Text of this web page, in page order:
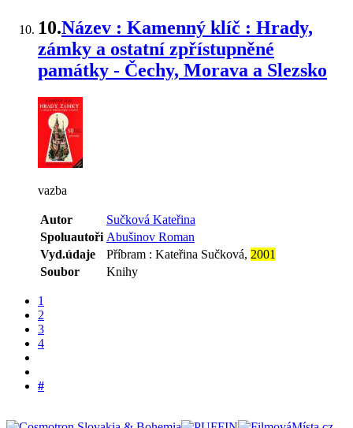
10.Název : Kamenný klíč : Hrady,
zámky a ostatní zpřístupněné
památky - Čechy, Morava a Slezsko
vazba
Autor
Sučková Kateřina
Spoluautoři Abušinov Roman
Vyd.údaje
Příbram : Kateřina Sučková, 2001
Soubor
Knihy
1
2
3
4
#